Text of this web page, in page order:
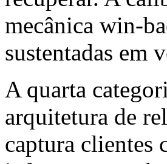
mecânica win-
sustentadas em
A quarta
arquitetura de
captura clientes